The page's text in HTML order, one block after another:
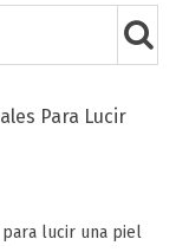
Para Lucir